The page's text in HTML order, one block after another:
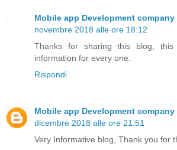
Mobile app Development
novembre 2018 alle ore 18:12
Thanks for sharing this blog,
information for every one.
Rispondi
Mobile app Development
dicembre 2018 alle ore 21:51
Very Informative blog, Thank you for